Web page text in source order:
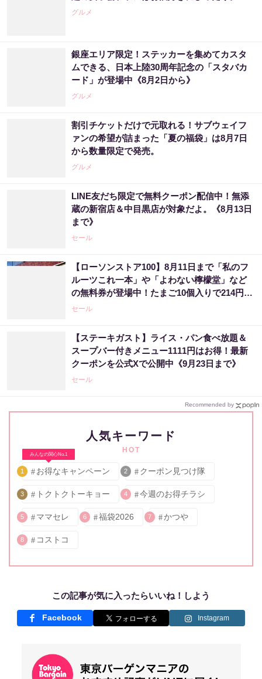
グルメ
銀座エリア限定！ステッカーを集めてカスタ
ムできる、日本上陸30周年記念の「スタバカ
ード」が登場中《8月2日から》
グルメ
割引チケットだけで元取れる！サブウェイフ
ァンの希望が詰まった「夏の福袋」は8月7日
から数量限定で発売。
グルメ
LINE友だち限定で無料クーポン配信中！無添
蔵の新宿店＆中目黒店が対象だよ。《8月13日
まで》
セール
【ローソンストア100】8月11日まで「私のフ
ルーツこれ一本」や「よわない檸檬堂」など
の無料券が登場中！たまご10個入りで214円な
どのお得企画も見逃せない。
セール
【ステーキガスト】ライス・パン食べ放題＆
スープバー付きメニュー1111円はお得！最新
クーポンを公式Xで公開中《9月23日まで》
セール
Recommended by
人気キーワード
HOT
みんなの関心No.1
1 お得なキャンペーン 2 クーポン見つけ隊
3 トクトクトーキョー 4 今週のお得チラシ
5 ママセレ 6 福袋2026 7 かつや
8 コストコ
この記事が気に入ったらいいね！しよう
Facebook Instagram